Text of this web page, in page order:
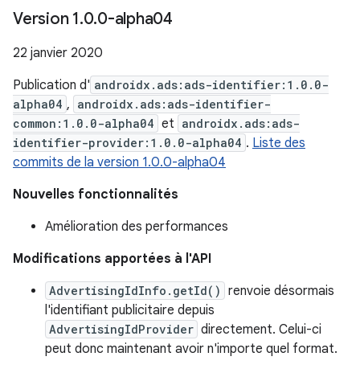
Version 1.0.0-alpha04
22 janvier 2020
Publication d' androidx.ads:ads-identifier:1.0.0-
alpha04 , androidx.ads:ads-identifier-
common:1.0.0-alpha04 et androidx.ads:ads-
identifier-provider:1.0.0-alpha04 . Liste des
commits de la version 1.0.0-alpha04
Nouvelles fonctionnalités
Amélioration des performances
Modifications apportées à l'API
AdvertisingIdInfo.getId() renvoie désormais
l'identifiant publicitaire depuis
AdvertisingIdProvider directement. Celui-ci
peut donc maintenant avoir n'importe quel format.